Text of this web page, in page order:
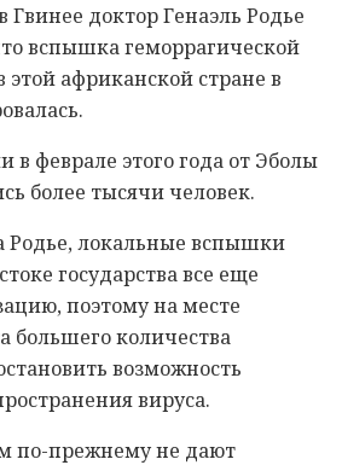
Гвинее доктор Генаэль Родье
вспышка геморрагической
этой африканской стране в
в феврале этого года от Эболы
более тысячи человек.
Родье, локальные вспышки
государства все еще
поэтому на месте
большего количества
возможность
вируса.
по-прежнему не дают